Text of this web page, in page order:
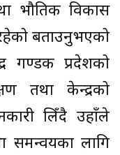
भौतिक विकास
बताउनुभएको
गण्डकी प्रदेशको
तथा केन्द्रको
लिँदै उहाँले
समन्वयका लागि